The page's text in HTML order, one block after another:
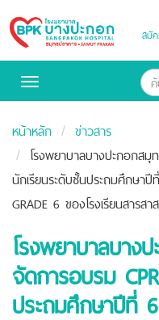
Bangpakok
Hospital
สมั
Toggle
หน้าหลัก
ข่าวสาร
โรงพยาบาลบางปะกอกส
นักเรียนระดับชั้นประถมศึกษา
GRADE 6 ของโรงเรียนสารส
โรงพยาบาลบาง
จัดการอบรม
ประถมศึกษาปีที่